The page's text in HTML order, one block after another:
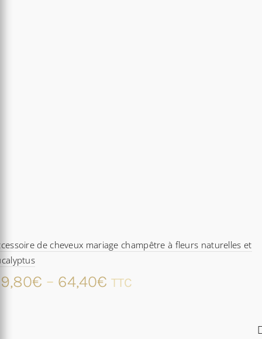
de cheveux mariage champêtre à fleurs naturelles et
€ – 64,40€ TTC